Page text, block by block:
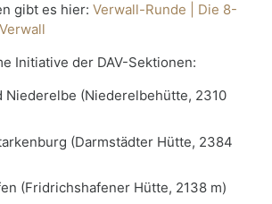
gibt es hier: Verwall-Runde | Die 8-
Initiative der DAV-Sektionen:
Niederelbe (Niederelbehütte, 2310
(Darmstädter Hütte, 2384
(Fridrichshafener Hütte, 2138 m)